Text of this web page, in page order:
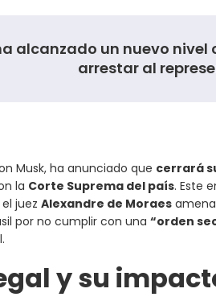
alcanzado un nuevo nivel
arrestar al
Musk, ha anunciado que cerrará
la Corte Suprema del país. Este
juez Alexandre de Moraes
por no cumplir con una “orden
y su